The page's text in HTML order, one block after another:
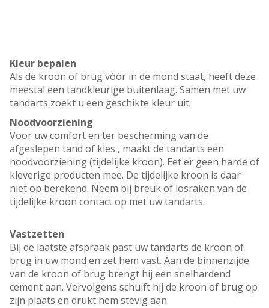
Kleur bepalen
Als de kroon of brug vóór in de mond staat, heeft deze
meestal een tandkleurige buitenlaag. Samen met uw
tandarts zoekt u een geschikte kleur uit.
Noodvoorziening
Voor uw comfort en ter bescherming van de
afgeslepen tand of kies , maakt de tandarts een
noodvoorziening (tijdelijke kroon). Eet er geen harde of
kleverige producten mee. De tijdelijke kroon is daar
niet op berekend. Neem bij breuk of losraken van de
tijdelijke kroon contact op met uw tandarts.
Vastzetten
Bij de laatste afspraak past uw tandarts de kroon of
brug in uw mond en zet hem vast. Aan de binnenzijde
van de kroon of brug brengt hij een snelhardend
cement aan. Vervolgens schuift hij de kroon of brug op
zijn plaats en drukt hem stevig aan.